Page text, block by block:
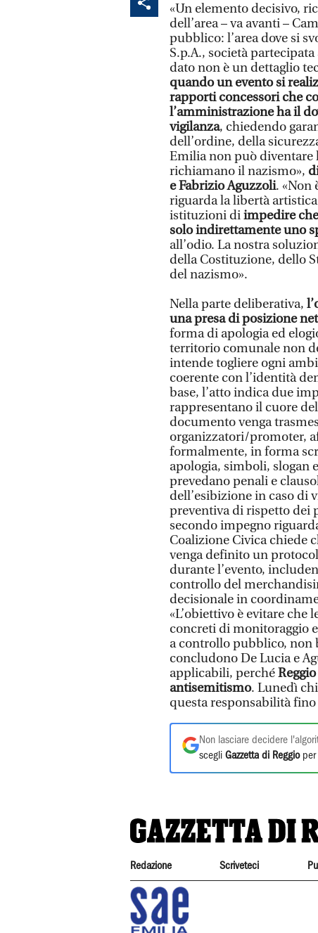
«Un elemento decisivo,
dell’area – va avanti –
pubblico: l’area dove si
S.p.A., società
dato non è un dettaglio
quando un evento si
rapporti concessori che
l’amministrazione ha il
vigilanza, chiedendo
dell’ordine, della
Emilia non può diventare
richiamano il nazismo»,
e Fabrizio Aguzzoli. «Non
riguarda la libertà
istituzioni diimpedire
solo indirettamente uno
all’odio. La nostra
della Costituzione, dello
del nazismo».
Nella parte deliberativa,
una presa di posizione
forma di apologia ed
territorio comunale non
intende togliere ogni
coerente con l’identità
base, l’atto indica due
rappresentano il cuore
documento venga
organizzatori/promoter,
formalmente, in forma
apologia, simboli, slogan
prevedano penali e
dell’esibizione in caso di
preventiva di rispetto dei
secondo impegno
Coalizione Civica chiede
venga definito un
durante l’evento,
controllo del
decisionale in
«L’obiettivo è evitare che
concreti di monitoraggio e
a controllo pubblico, non
concludono De Lucia e
applicabili, perché
antisemitismo. Lunedì
questa responsabilità
Non lasciare decidere
scegli Gazzetta di Reggioper
Redazione Scriveteci